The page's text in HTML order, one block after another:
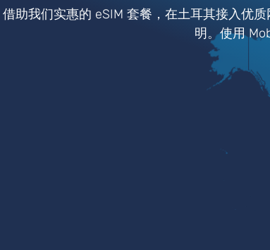
借助我们实惠的 eSIM 套餐，在土耳其接入优
明。使用